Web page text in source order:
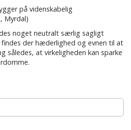
på videnskabelig
Myrdal)
noget neutralt særlig sagligt
der hæderlighed og evnen til at
således, at virkeligheden kan sparke